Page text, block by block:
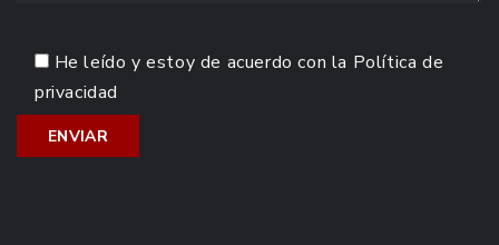
He leído y estoy de acuerdo con la Política de
privacidad